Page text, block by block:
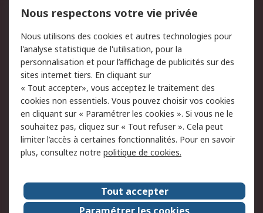
750.000 produits
2.500 marques
Retours
Support technique
Track & trace
Legal
Politique de cookies
Sécurité des e-mails
Politique de protection
des données - Mise à
jour
Conditions générales
de vente
A propos de RS
Le groupe RS Group A propos de RS
Nous respectons votre vie privée
Nous utilisons des cookies et autres technologies pour
l'analyse statistique de l'utilisation, pour la
personnalisation et pour l’affichage de publicités sur des
sites internet tiers. En cliquant sur
« Tout accepter», vous acceptez le traitement des
cookies non essentiels. Vous pouvez choisir vos cookies
en cliquant sur « Paramétrer les cookies ». Si vous ne le
souhaitez pas, cliquez sur « Tout refuser ». Cela peut
limiter l’accès à certaines fonctionnalités. Pour en savoir
plus, consultez notre politique de cookies.
Tout accepter